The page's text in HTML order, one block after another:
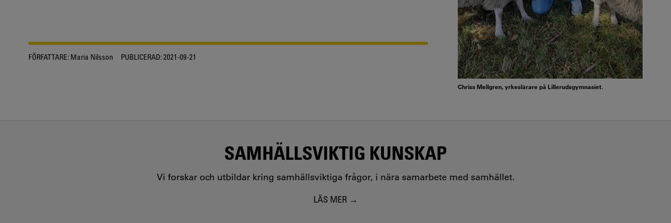
FÖRFATTARE: Maria Nilsson PUBLICERAD:2021-09-21
Chriss Mellgren, yrkeslärare på Lillerudsgymnasiet.
SAMHÄLLSVIKTIG KUNSKAP
Vi forskar och utbildar kring samhällsviktiga frågor, i nära samarbete med samhället.
LÄS MER